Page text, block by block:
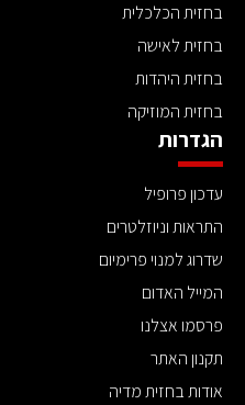
בחזית הכלכלית
בחזית לאישה
בחזית היהדות
בחזית המוזיקה
הגדרות
עדכון פרופיל
התראות וניוזלטרים
שדרוג למנוי פרימיום
המייל האדום
פרסמו אצלנו
תקנון האתר
אודות בחזית מדיה